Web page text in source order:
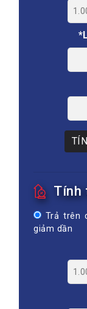
Tính
Trả trên
giảm dần